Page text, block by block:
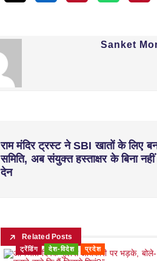
Sanket
राम मंदिर ट्रस्ट ने SBI खातों के लिए
समिति, अब संयुक्त हस्ताक्षर के बिना
देन
Related Posts
ट्रेंडिंग देश-विदेश प्रदेश